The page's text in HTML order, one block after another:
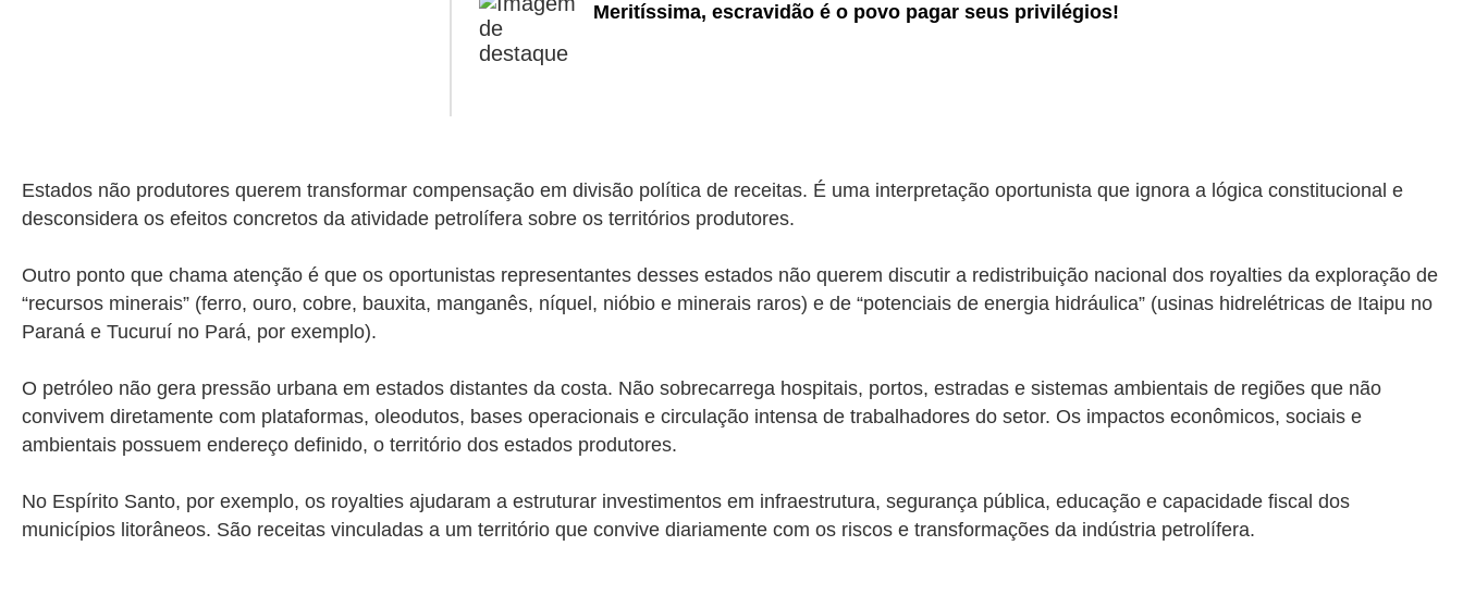
Meritíssima, escravidão é o povo pagar seus privilégios!
Estados não produtores querem transformar compensação em divisão política de receitas. É uma interpretação oportunista que ignora a lógica constitucional e
desconsidera os efeitos concretos da atividade petrolífera sobre os territórios produtores.
Outro ponto que chama atenção é que os oportunistas representantes desses estados não querem discutir a redistribuição nacional dos royalties da exploração de
“recursos minerais” (ferro, ouro, cobre, bauxita, manganês, níquel, nióbio e minerais raros) e de “potenciais de energia hidráulica” (usinas hidrelétricas de Itaipu no
Paraná e Tucuruí no Pará, por exemplo).
O petróleo não gera pressão urbana em estados distantes da costa. Não sobrecarrega hospitais, portos, estradas e sistemas ambientais de regiões que não
convivem diretamente com plataformas, oleodutos, bases operacionais e circulação intensa de trabalhadores do setor. Os impactos econômicos, sociais e
ambientais possuem endereço definido, o território dos estados produtores.
No Espírito Santo, por exemplo, os royalties ajudaram a estruturar investimentos em infraestrutura, segurança pública, educação e capacidade fiscal dos
municípios litorâneos. São receitas vinculadas a um território que convive diariamente com os riscos e transformações da indústria petrolífera.